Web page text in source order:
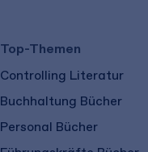
Top-Themen
Controlling Literatur
Buchhaltung Bücher
Personal Bücher